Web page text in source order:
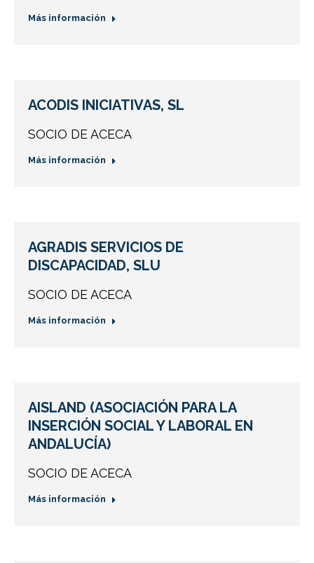
Más información
ACODIS INICIATIVAS, SL
SOCIO DE ACECA
Más información
AGRADIS SERVICIOS DE
DISCAPACIDAD, SLU
SOCIO DE ACECA
Más información
AISLAND (ASOCIACIÓN PARA LA
INSERCIÓN SOCIAL Y LABORAL EN
ANDALUCÍA)
SOCIO DE ACECA
Más información